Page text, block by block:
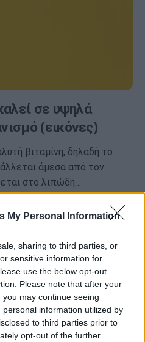
My Personal Information
sharing to third parties, or
sensitive information for
use the below opt-out
Please note that after your
may continue seeing
information utilized by
to third parties prior to
opt-out of the further
σε υψηλά
(εικόνες)
βιταμίνη, δηλαδή το
άμεσα από τον
στο λιπώδη…